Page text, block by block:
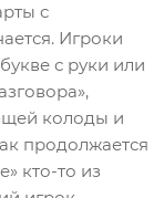
с
Игроки
с руки или
колоды и
продолжается
кто-то из